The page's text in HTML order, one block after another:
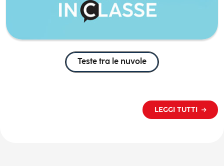
Teste tra le nuvole
LEGGI TUTTI